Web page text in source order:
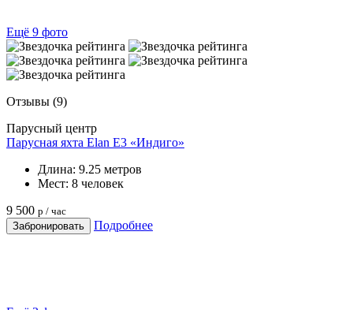
Ещё 9 фото
Отзывы (9)
Парусный центр
Парусная яхта Elan E3 «Индиго»
Длина: 9.25 метров
Мест: 8 человек
9 500 р / час
Забронировать
Подробнее